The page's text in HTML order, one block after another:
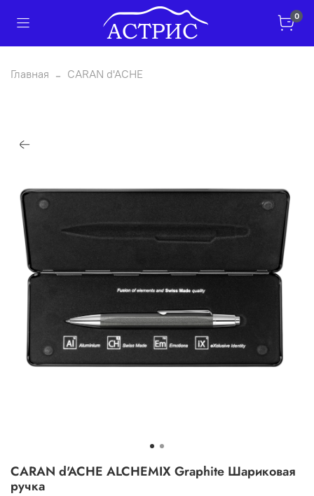
0
Главная CARAN d'ACHE
CARAN d'ACHE ALCHEMIX Graphite Шариковая
ручка